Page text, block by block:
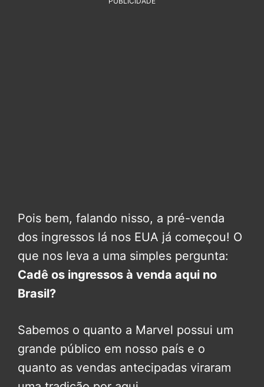
Pois bem, falando nisso, a pré-venda
dos ingressos lá nos EUA já começou! O
que nos leva a uma simples pergunta:
Cadê os ingressos à venda aqui no
Brasil?
Sabemos o quanto a Marvel possui um
grande público em nosso país e o
quanto as vendas antecipadas viraram